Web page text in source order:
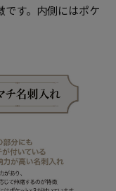
です。内側にはポケ